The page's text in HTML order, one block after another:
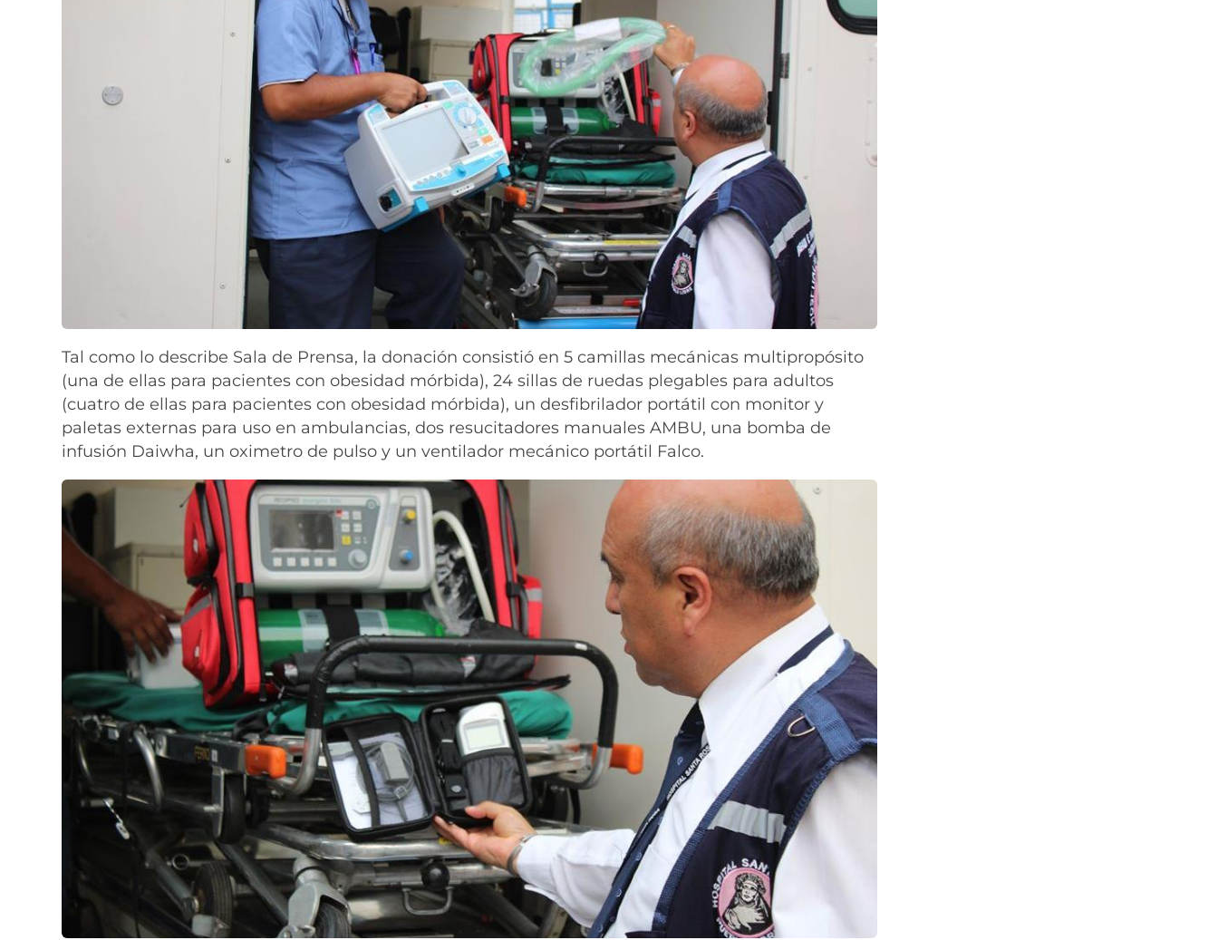
Tal como lo describe Sala de Prensa, la donación consistió en 5 camillas mecánicas multipropósito
(una de ellas para pacientes con obesidad mórbida), 24 sillas de ruedas plegables para adultos
(cuatro de ellas para pacientes con obesidad mórbida), un desfibrilador portátil con monitor y
paletas externas para uso en ambulancias, dos resucitadores manuales AMBU, una bomba de
infusión Daiwha, un oximetro de pulso y un ventilador mecánico portátil Falco.